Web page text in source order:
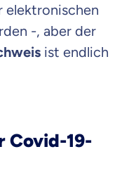
elektronischen
-, aber der
ist endlich
Covid-19-